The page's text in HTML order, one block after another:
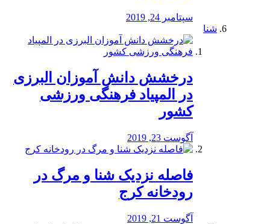
سپتامبر 24, 2019
شنا
درخشش دانش آموزان البرزی
در المپیاد فرهنگی ورزشی
کشور
آگوست 23, 2019
️فاصله نزدیک شنا و مرگ در
رودخانه کرج
آگوست 21, 2019